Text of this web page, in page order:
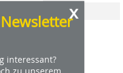
x
interessant?
im
Radio in